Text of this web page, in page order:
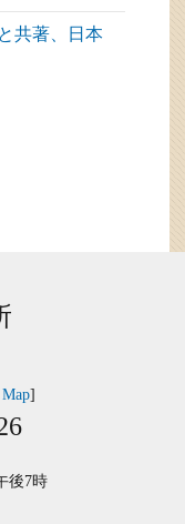
共著、日本
]
後7時